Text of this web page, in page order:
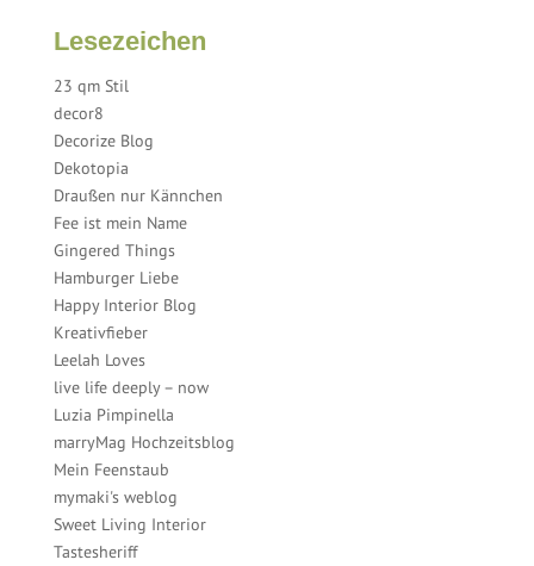
Lesezeichen
23 qm Stil
decor8
Decorize Blog
Dekotopia
Draußen nur Kännchen
Fee ist mein Name
Gingered Things
Hamburger Liebe
Happy Interior Blog
Kreativfieber
Leelah Loves
live life deeply – now
Luzia Pimpinella
marryMag Hochzeitsblog
Mein Feenstaub
mymaki's weblog
Sweet Living Interior
Tastesheriff